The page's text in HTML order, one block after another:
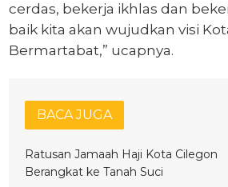
cerdas, bekerja ikhlas dan
baik kita akan wujudkan visi
Bermartabat,” ucapnya.
BACA JUGA
Ratusan Jamaah Haji Kota Cilegon
Berangkat ke Tanah Suci